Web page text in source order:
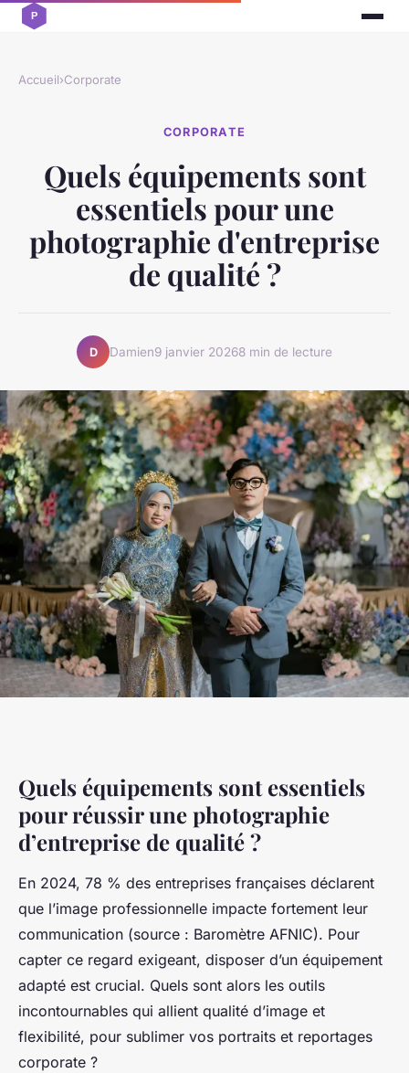
Accueil›Corporate
CORPORATE
Quels équipements sont
essentiels pour une
photographie d'entreprise
de qualité ?
D Damien9 janvier 20268 min de lecture
Quels équipements sont essentiels
pour réussir une photographie
d’entreprise de qualité ?
En 2024, 78 % des entreprises françaises déclarent
que l’image professionnelle impacte fortement leur
communication (source : Baromètre AFNIC). Pour
capter ce regard exigeant, disposer d’un équipement
adapté est crucial. Quels sont alors les outils
incontournables qui allient qualité d’image et
flexibilité, pour sublimer vos portraits et reportages
corporate ?